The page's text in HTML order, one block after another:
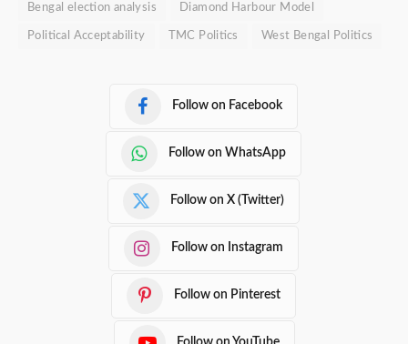
Bengal election analysis Diamond Harbour Model
Political Acceptability TMC Politics West Bengal Politics
Follow on Facebook
Follow on WhatsApp
Follow on X (Twitter)
Follow on Instagram
Follow on Pinterest